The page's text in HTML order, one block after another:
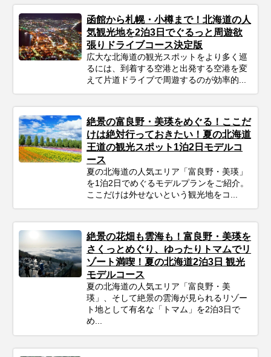
函館から札幌・小樽まで！北海道の人
気観光地を2泊3日でぐるっと周遊欲
張りドライブコース決定版
広大な北海道の観光スポットをより多く巡
るには、到着する空港と出発する空港を変
えて片道ドライブで周遊するのが効率的...
絶景の富良野・美瑛をめぐる！ここだ
けは絶対行っておきたい！夏の北海道
王道の観光スポット1泊2日モデルコ
ース
夏の北海道の人気エリア「富良野・美瑛」
を1泊2日でめぐるモデルプランをご紹介。
ここだけは外せないという観光地をコ...
絶景の花畑も雲海も！富良野・美瑛を
さくっとめぐり、ゆったりトマムでリ
ゾート満喫！夏の北海道2泊3日 観光
モデルコース
夏の北海道の人気エリア「富良野・美
瑛」、そして絶景の雲海が見られるリゾー
ト地として有名な「トマム」を2泊3日で
め...